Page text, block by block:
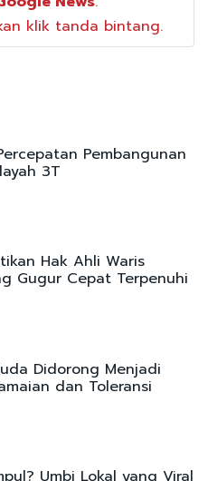
klik tanda bintang.
Pembangunan
3T
Hak Ahli Waris
Gugur Cepat Terpenuhi
Didorong Menjadi
dan Toleransi
Umbi Lokal yang Viral